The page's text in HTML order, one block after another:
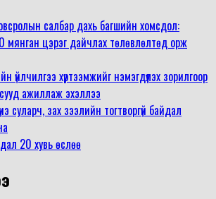
салбар дахь багшийн хомсдол:
цэрэг дайчлах төлөвлөлтөд орж
үйлчилгээ хүртээмжийг нэмэгдүүлэх зорилгоор
ажиллаж эхэллээ
суларч, зах зээлийн тогтворгүй байдал
20 хувь өслөө